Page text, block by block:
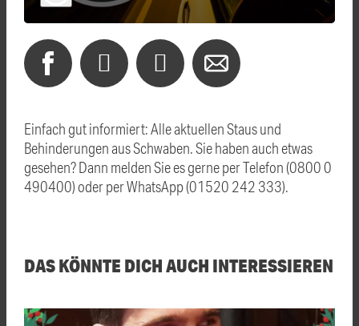
Einfach gut informiert: Alle aktuellen Staus und
Behinderungen aus Schwaben. Sie haben auch etwas
gesehen? Dann melden Sie es gerne per Telefon (0800 0
490400) oder per WhatsApp (01520 242 333).
DAS KÖNNTE DICH AUCH INTERESSIEREN